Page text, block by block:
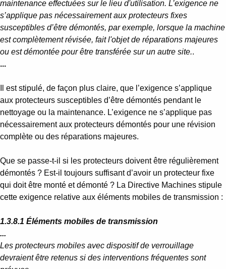
maintenance effectuées sur le lieu d'utilisation. L’exigence ne
s’applique pas nécessairement aux protecteurs fixes
susceptibles d’être démontés, par exemple, lorsque la machine
est complètement révisée, fait l'objet de réparations majeures
ou est démontée pour être transférée sur un autre site..
...
Il est stipulé, de façon plus claire, que l’exigence s’applique
aux protecteurs susceptibles d’être démontés pendant le
nettoyage ou la maintenance. L’exigence ne s’applique pas
nécessairement aux protecteurs démontés pour une révision
complète ou des réparations majeures.
Que se passe-t-il si les protecteurs doivent être régulièrement
démontés ? Est-il toujours suffisant d’avoir un protecteur fixe
qui doit être monté et démonté ? La Directive Machines stipule
cette exigence relative aux éléments mobiles de transmission :
1.3.8.1 Éléments mobiles de transmission
...
Les protecteurs mobiles avec dispositif de verrouillage
devraient être retenus si des interventions fréquentes sont